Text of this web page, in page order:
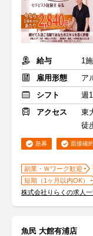
給与
1
雇用形態
ア
シフト
週
アクセス
東
徒
急募 面接確
副業・Ｗワーク歓迎
短期（1ヶ月以内OK）
株式会社りらくの求人
魚民 大館有浦店